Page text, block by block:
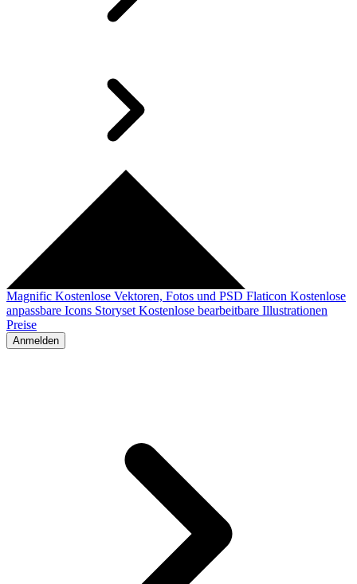
Magnific Kostenlose Vektoren, Fotos und PSD Flaticon Kostenlose
anpassbare Icons Storyset Kostenlose bearbeitbare Illustrationen
Preise
Anmelden